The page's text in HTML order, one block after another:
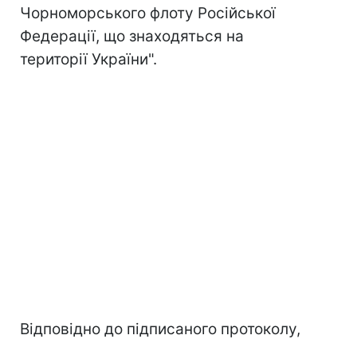
Чорноморського флоту Російської
Федерації, що знаходяться на
території України".
Відповідно до підписаного протоколу,